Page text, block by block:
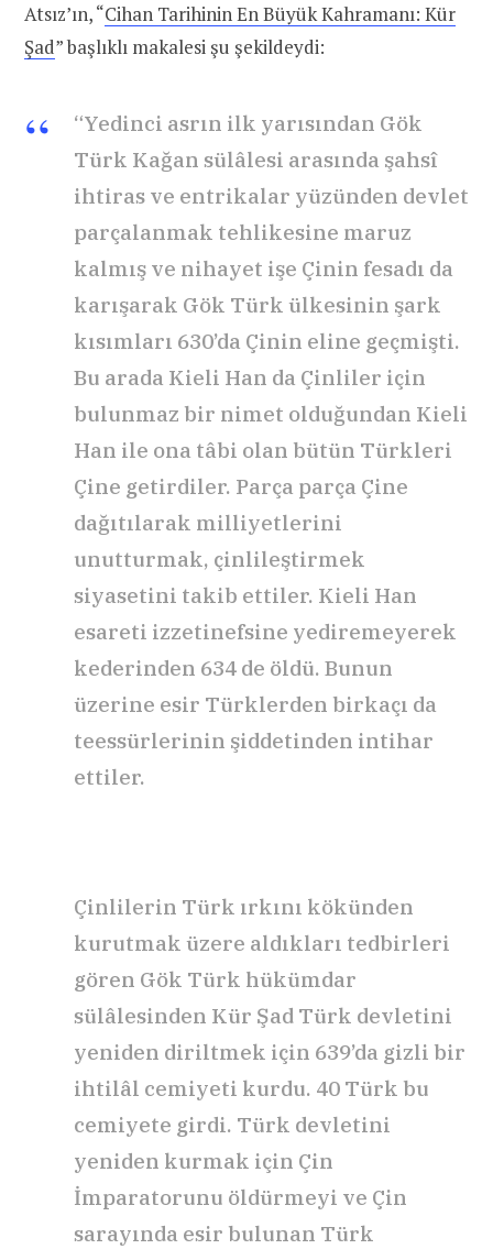
Atsız’ın, “Cihan Tarihinin En Büyük Kahramanı: Kür
Şad” başlıklı makalesi şu şekildeydi:
“Yedinci asrın ilk yarısından Gök
Türk Kağan sülâlesi arasında şahsî
ihtiras ve entrikalar yüzünden devlet
parçalanmak tehlikesine maruz
kalmış ve nihayet işe Çinin fesadı da
karışarak Gök Türk ülkesinin şark
kısımları 630’da Çinin eline geçmişti.
Bu arada Kieli Han da Çinliler için
bulunmaz bir nimet olduğundan Kieli
Han ile ona tâbi olan bütün Türkleri
Çine getirdiler. Parça parça Çine
dağıtılarak milliyetlerini
unutturmak, çinlileştirmek
siyasetini takib ettiler. Kieli Han
esareti izzetinefsine yediremeyerek
kederinden 634 de öldü. Bunun
üzerine esir Türklerden birkaçı da
teessürlerinin şiddetinden intihar
ettiler.
Çinlilerin Türk ırkını kökünden
kurutmak üzere aldıkları tedbirleri
gören Gök Türk hükümdar
sülâlesinden Kür Şad Türk devletini
yeniden diriltmek için 639’da gizli bir
ihtilâl cemiyeti kurdu. 40 Türk bu
cemiyete girdi. Türk devletini
yeniden kurmak için Çin
İmparatorunu öldürmeyi ve Çin
sarayında esir bulunan Türk